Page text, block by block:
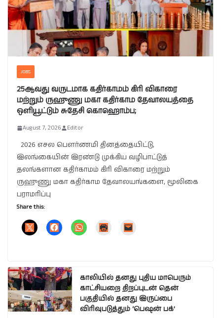
JOBS
25ஆவது வருடமாக கதிர்காமம் கிரி விகாரை
மற்றும் ருஹுணு மகா கதிர்காம தேவாலயத்தை
ஒளியூட்டும் சுதேசி கொஹொம்ப;
August 7, 2026 Editor
2026 எசல பௌர்ணமி தினத்தையிட்டு,
இலங்கையின் இரண்டு முக்கிய வழிபாட்டுத்
தலங்களான கதிர்காமம் கிரி விகாரை மற்றும்
ருஹுணு மகா கதிர்காம தேவாலயங்களை, மூலிகை
பராமரிப்பு
Share this:
காலியில் தனது புதிய மாபெரும்
காட்சியறை திறப்புடன் தென்
பகுதியில் தனது இருப்பை
விரிவுபடுத்தும் ‘பெஷன் பக்’